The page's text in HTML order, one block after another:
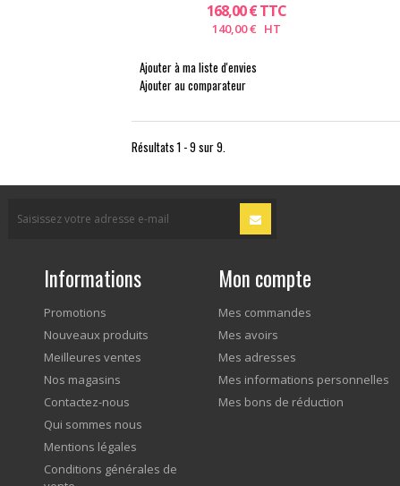
168,00 € TTC
140,00 € HT
Ajouter à ma liste d'envies
Ajouter au comparateur
Résultats 1 - 9 sur 9.
Informations
Promotions
Nouveaux produits
Meilleures ventes
Nos magasins
Contactez-nous
Qui sommes nous
Mentions légales
Conditions générales de
Mon compte
Mes commandes
Mes avoirs
Mes adresses
Mes informations personnelles
Mes bons de réduction